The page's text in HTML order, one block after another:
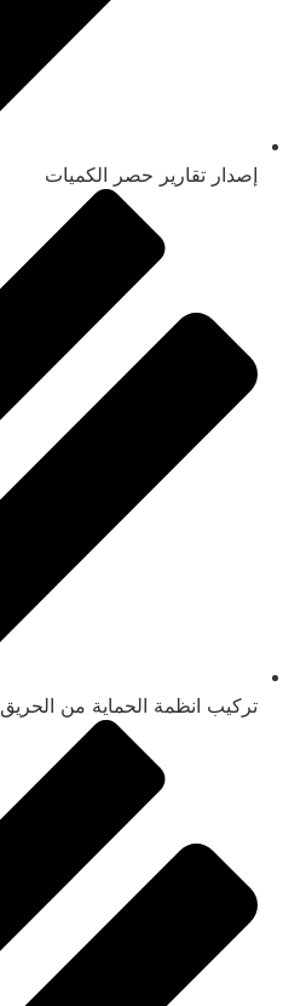
إصدار تقارير حصر الكميات
تركيب انظمة الحماية من الحريق